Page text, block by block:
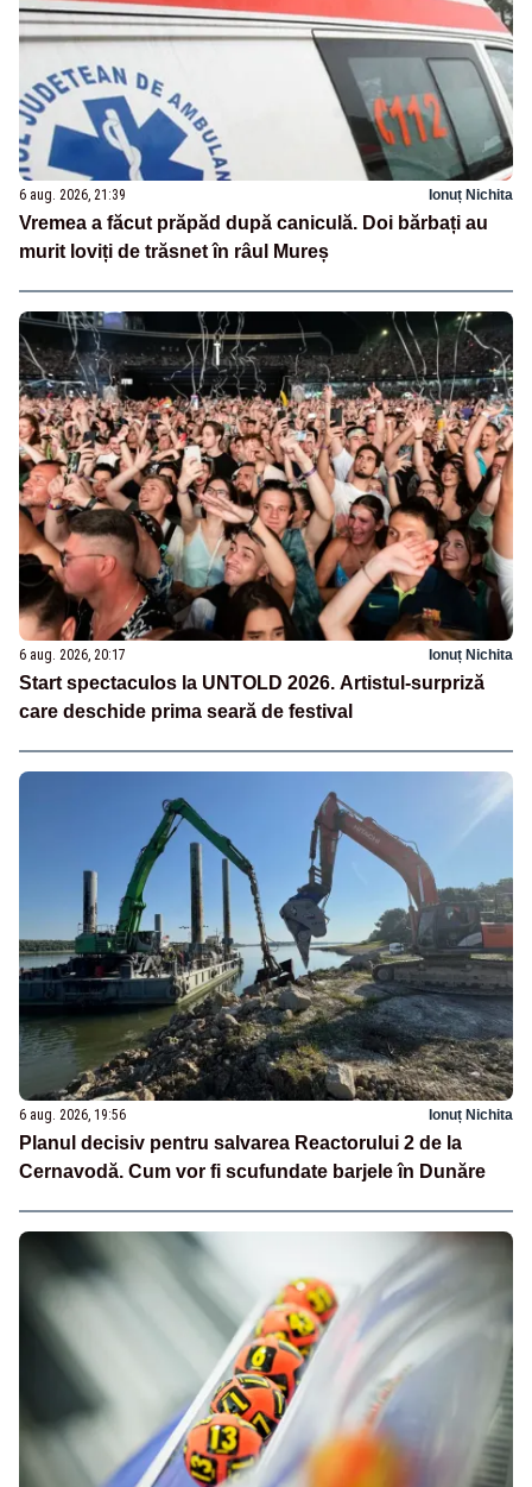
6 aug. 2026, 21:39 Ionuț Nichita
Vremea a făcut prăpăd după caniculă. Doi bărbați au
murit loviți de trăsnet în râul Mureș
6 aug. 2026, 20:17 Ionuț Nichita
Start spectaculos la UNTOLD 2026. Artistul-surpriză
care deschide prima seară de festival
6 aug. 2026, 19:56 Ionuț Nichita
Planul decisiv pentru salvarea Reactorului 2 de la
Cernavodă. Cum vor fi scufundate barjele în Dunăre